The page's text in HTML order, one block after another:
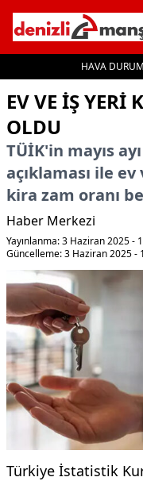
HAVA
İçeriğe geç
EV VE IŞ YERI
OLDU
TÜİK'in mayıs
açıklaması ile
kira zam oranı
Haber Merkezi
Yayınlanma: 3 Haziran 2025 -
Güncelleme: 3 Haziran 2025 -
Türkiye İstatistik